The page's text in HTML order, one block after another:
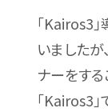
「Kairos3
いましたが
ナーをする
「Kairos3